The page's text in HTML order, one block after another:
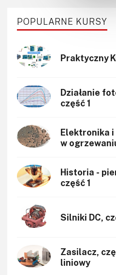
POPULARNE KURSY
Praktyczny
Działanie
część 1
Elektronika
w
Historia -
część 1
Silniki DC,
Zasilacz,
liniowy